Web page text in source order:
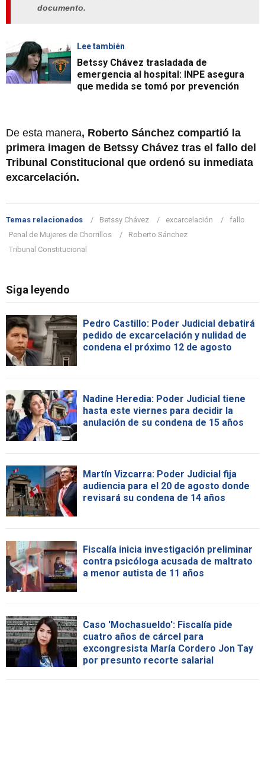
documento.
Lee también
Betssy Chávez trasladada de
emergencia al hospital: INPE asegura
que medida se tomó por prevención
De esta manera, Roberto Sánchez compartió la
primera imagen de Betssy Chávez tras el fallo del
Tribunal Constitucional que ordenó su inmediata
excarcelación.
Temas relacionados Betssy Chávez excarcelación
fallo
Penal de Mujeres de Chorrillos
Roberto Sánchez
Tribunal Constitucional
Siga leyendo
Pedro Castillo: Poder Judicial debatirá
pedido de excarcelación y nulidad de
condena el próximo 12 de agosto
Nadine Heredia: Poder Judicial tiene
hasta este viernes para decidir la
anulación de su condena de 15 años
Martín Vizcarra: Poder Judicial fija
audiencia para el 20 de agosto donde
revisará su condena de 14 años
Fiscalía inicia investigación preliminar
contra psicóloga acusada de maltrato
a menor autista de 11 años
Caso 'Mochasueldo': Fiscalía pide
cuatro años de cárcel para
excongresista María Cordero Jon Tay
por presunto recorte salarial